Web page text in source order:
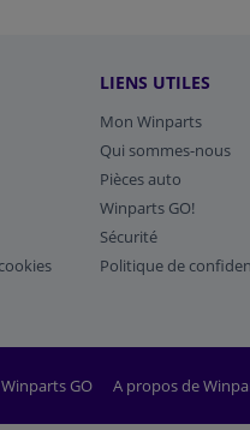
LIENS UTILES
Mon Winparts
Qui sommes-nous
Pièces auto
Winparts GO!
Sécurité
Politique de
Winparts GO A propos de